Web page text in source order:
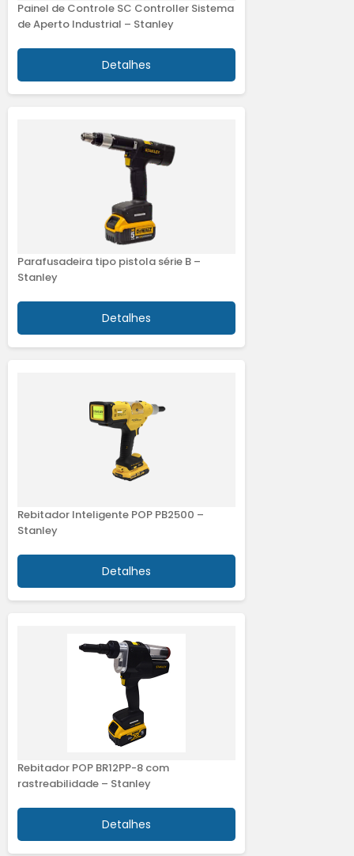
Painel de Controle SC Controller Sistema
de Aperto Industrial – Stanley
Detalhes
Parafusadeira tipo pistola série B –
Stanley
Detalhes
Rebitador Inteligente POP PB2500 –
Stanley
Detalhes
Rebitador POP BR12PP-8 com
rastreabilidade – Stanley
Detalhes